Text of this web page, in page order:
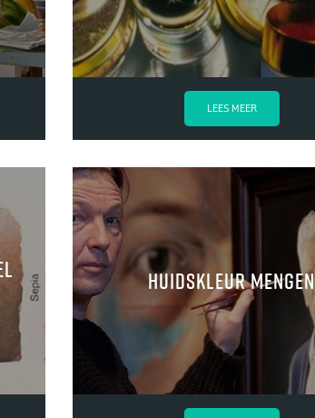
LEES MEER
huidskleur mengen